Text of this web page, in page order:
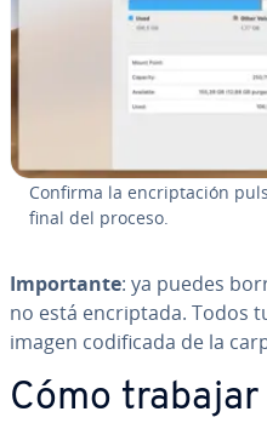
Confirma la en­cri­p­ta­ción
final del proceso.
Im­po­r­ta­n­te: ya puedes
no está en­cri­p­ta­da. Todos
imagen co­di­fi­ca­da de la
Cómo